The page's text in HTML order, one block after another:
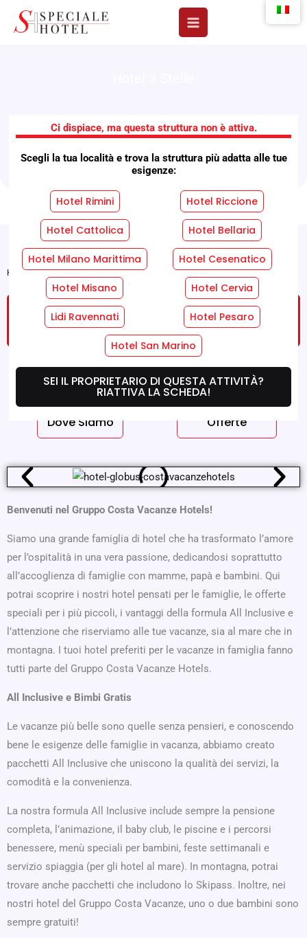
Ci dispiace, ma questa struttura non è attiva.
Scegli la tua località e trova la struttura più adatta alle tue
esigenze:
Hotel Rimini Hotel Riccione
Hotel Cattolica Hotel Bellaria
Hotel Milano Marittima Hotel Cesenatico
Hotel Misano Hotel Cervia
Lidi Ravennati Hotel Pesaro
Hotel San Marino
SEI IL PROPRIETARIO DI QUESTA ATTIVITÀ?
RIATTIVA LA SCHEDA!
Gruppo Costa Vacanze
Hotels
Home»Strutture»Gruppo Costa Vacanze Hotels
RICHIEDI UN PREVENTIVO GRATUITO SENZA
Servizi Hotel Servizi Camere
Dove Siamo Offerte
Benvenuti nel Gruppo Costa Vacanze Hotels!
Siamo una grande famiglia di hotel che ha trasformato l’amore
per l’ospitalità in una vera passione, dedicandosi soprattutto
all’accoglienza di famiglie con mamme, papà e bambini. Qui
potrai scoprire i nostri hotel pensati per le famiglie, le offerte
speciali per i più piccoli, i vantaggi della formula All Inclusive e
l’attenzione che riserviamo alle tue vacanze, sia al mare che in
montagna. I tuoi hotel preferiti per le vacanze in famiglia fanno
tutti parte del Gruppo Costa Vacanze Hotels.
All Inclusive e Bimbi Gratis
Le vacanze più belle sono quelle senza pensieri, e conoscendo
bene le esigenze delle famiglie in vacanza, abbiamo creato
pacchetti All Inclusive che uniscono la qualità dei servizi, la
comodità e la convenienza.
La nostra formula All Inclusive include sempre la pensione
completa, l’animazione, il baby club, le piscine e i percorsi
benessere, menù speciali per bambini, feste settimanali e
servizio spiaggia (per gli hotel al mare). In montagna, potrai
trovare anche pacchetti che includono lo Skipass. Inoltre, nei
nostri hotel del Gruppo Costa Vacanze, uno o due bambini sono
sempre gratuiti!